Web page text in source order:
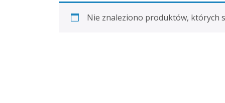
Nie znaleziono produktów, których